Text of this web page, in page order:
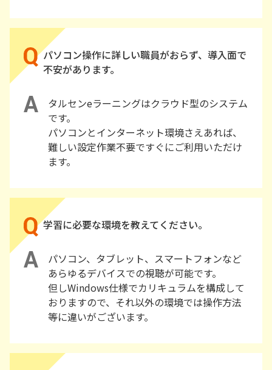
パソコン操作に詳しい職員がおらず、導入面で
不安があります。
タルセンeラーニングはクラウド型のシステム
です。
パソコンとインターネット環境さえあれば、
難しい設定作業不要ですぐにご利用いただけ
ます。
学習に必要な環境を教えてください。
パソコン、タブレット、スマートフォンなど
あらゆるデバイスでの視聴が可能です。
但しWindows仕様でカリキュラムを構成して
おりますので、それ以外の環境では操作方法
等に違いがございます。